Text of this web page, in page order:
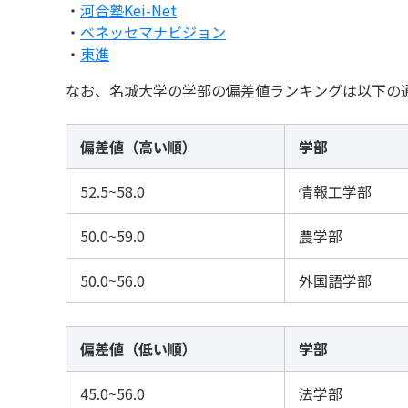
・ 河合塾Kei-Net
・ ベネッセマナビジョン
・ 東進
なお、名城大学の学部の偏差値ランキングは以下の
偏差値（高い順） 学部
52.5~58.0 情報工学部
50.0~59.0 農学部
50.0~56.0 外国語学部
偏差値（低い順） 学部
45.0~56.0 法学部